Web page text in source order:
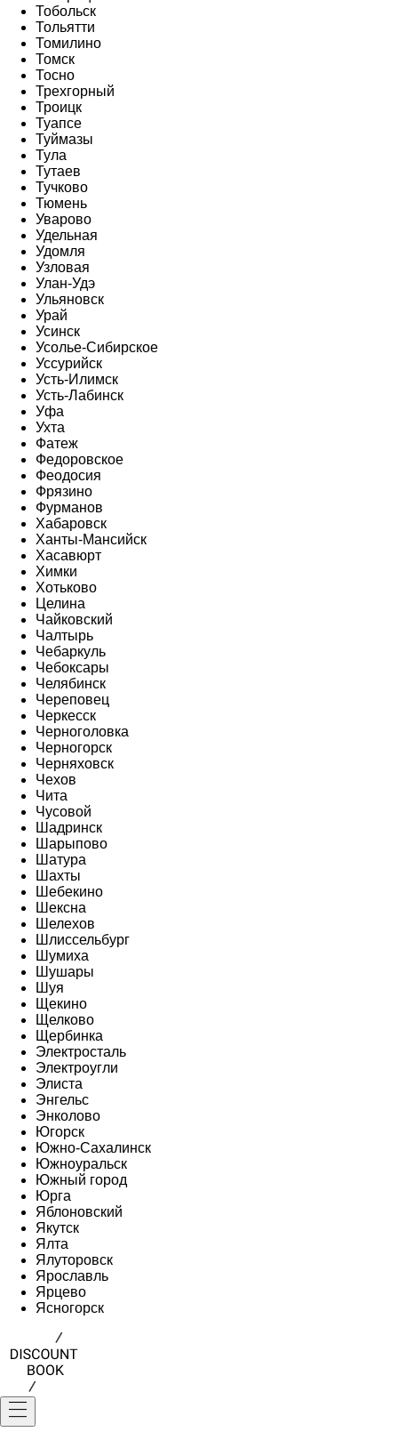
Тобольск
Тольятти
Томилино
Томск
Тосно
Трехгорный
Троицк
Туапсе
Туймазы
Тула
Тутаев
Тучково
Тюмень
Уварово
Удельная
Удомля
Узловая
Улан-Удэ
Ульяновск
Урай
Усинск
Усолье-Сибирское
Уссурийск
Усть-Илимск
Усть-Лабинск
Уфа
Ухта
Фатеж
Федоровское
Феодосия
Фрязино
Фурманов
Хабаровск
Ханты-Мансийск
Хасавюрт
Химки
Хотьково
Целина
Чайковский
Чалтырь
Чебаркуль
Чебоксары
Челябинск
Череповец
Черкесск
Черноголовка
Черногорск
Черняховск
Чехов
Чита
Чусовой
Шадринск
Шарыпово
Шатура
Шахты
Шебекино
Шексна
Шелехов
Шлиссельбург
Шумиха
Шушары
Шуя
Щекино
Щелково
Щербинка
Электросталь
Электроугли
Элиста
Энгельс
Энколово
Югорск
Южно-Сахалинск
Южноуральск
Южный город
Юрга
Яблоновский
Якутск
Ялта
Ялуторовск
Ярославль
Ярцево
Ясногорск